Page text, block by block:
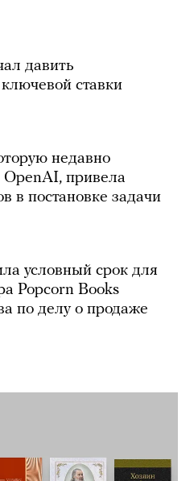
давить
ставки
недавно
привела
в постановке задачи
условный срок для
Popcorn Books
по делу о продаже